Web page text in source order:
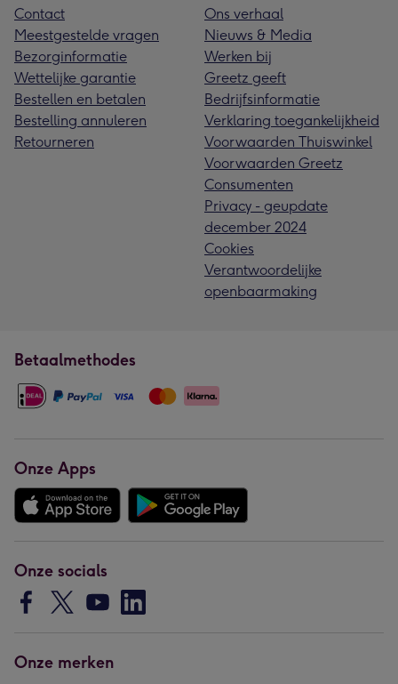
Contact
Meestgestelde vragen
Bezorginformatie
Wettelijke garantie
Bestellen en betalen
Bestelling annuleren
Retourneren
Ons verhaal
Nieuws & Media
Werken bij
Greetz geeft
Bedrijfsinformatie
Verklaring toegankelijkheid
Voorwaarden Thuiswinkel
Voorwaarden Greetz
Consumenten
Privacy - geupdate
december 2024
Cookies
Verantwoordelijke
openbaarmaking
Betaalmethodes
Onze Apps
Onze socials
Onze merken